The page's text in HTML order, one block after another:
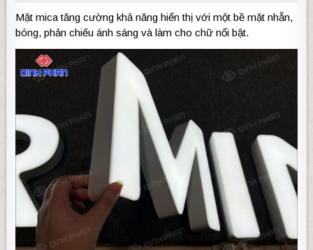
Mặt mica tăng cường khả năng hiển thị với một bề mặt nhẵn,
bóng, phản chiếu ánh sáng và làm cho chữ nổi bật.